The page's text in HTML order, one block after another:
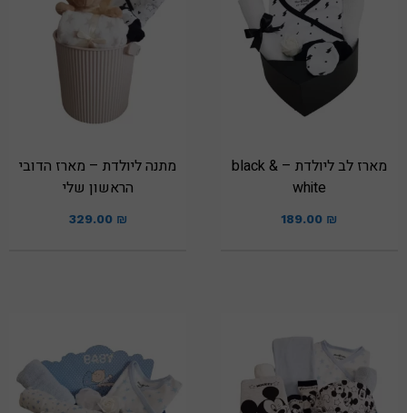
מארז לב ליולדת – black &
white
189.00 ₪
מתנה ליולדת – מארז הדובי
הראשון שלי
329.00 ₪